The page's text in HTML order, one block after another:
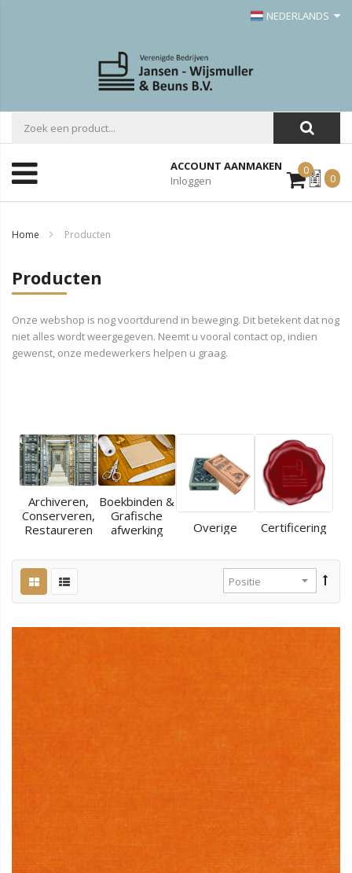
NEDERLANDS
ACCOUNT AANMAKEN
Inloggen
0Mijn
Offerte
0
Home Producten
Producten
Onze webshop is nog voortdurend in beweging. Dit betekent dat nog
niet alles wordt weergegeven. Neemt u vooral contact op, indien
gewenst, onze medewerkers helpen u graag.
Archiveren,
Conserveren,
Restaureren
Boekbinden &
Grafische
afwerking
Overige Certificering